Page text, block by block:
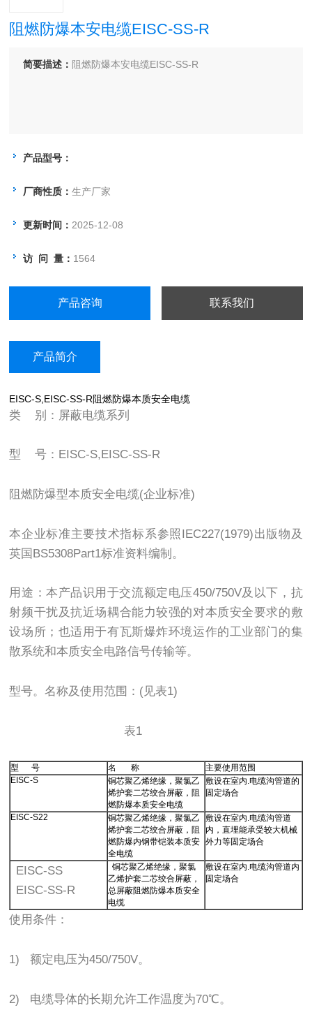
阻燃防爆本安电缆EISC-SS-R
简要描述： 阻燃防爆本安电缆EISC-SS-R
产品型号：
厂商性质：生产厂家
更新时间：2025-12-08
访 问 量： 1564
产品咨询 联系我们
产品简介
EISC-S,EISC-SS-R阻燃防爆本质安全电缆
类 别：屏蔽电缆系列
型 号：EISC-S,EISC-SS-R
阻燃防爆型本质安全电缆(企业标准)
本企业标准主要技术指标系参照IEC227(1979)出版物及
英国BS5308Part1标准资料编制。
用途：本产品识用于交流额定电压450/750V及以下，抗
射频干扰及抗近场耦合能力较强的对本质安全要求的敷
设场所；也适用于有瓦斯爆炸环境运作的工业部门的集
散系统和本质安全电路信号传输等。
型号。名称及使用范围：(见表1)
表1
型 号 名 称
主要使用范围
EISC-S
铜芯聚乙烯绝缘，聚氯乙
烯护套二芯绞合屏蔽，阻
燃防爆本质安全电缆
敷设在室内.电缆沟管道的
固定场合
EISC-S22
铜芯聚乙烯绝缘，聚氯乙
烯护套二芯绞合屏蔽，阻
燃防爆内钢带铠装本质安
全电缆
敷设在室内.电缆沟管道
内，直埋能承受较大机械
外力等固定场合
EISC-SS
EISC-SS-R
铜芯聚乙烯绝缘，聚氯
乙烯护套二芯绞合屏蔽，
总屏蔽阻燃防爆本质安全
电缆
敷设在室内.电缆沟管道内
固定场合
使用条件：
1) 额定电压为450/750V。
2) 电缆导体的长期允许工作温度为70℃。